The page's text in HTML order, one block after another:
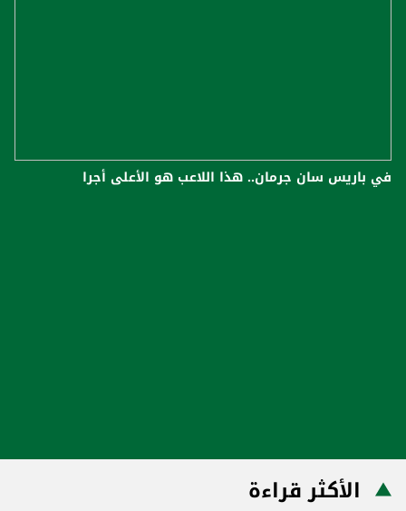
في باريس سان جرمان.. هذا اللاعب هو الأعلى أجرا
الأكثر قراءة